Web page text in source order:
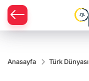
Anasayfa Türk Dünyası